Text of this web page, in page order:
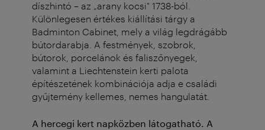
díszhintó – az „arany kocsi" 1738-ból.
Különlegesen értékes kiállítási tárgy a
Badminton Cabinet, mely a világ legdrágább
bútordarabja. A festmények, szobrok,
bútorok, porcelánok és faliszőnyegek,
valamint a Liechtenstein kerti palota
építészetének kombinációja adja e családi
gyűjtemény kellemes, nemes hangulatát.
A hercegi kert napközben látogatható. A